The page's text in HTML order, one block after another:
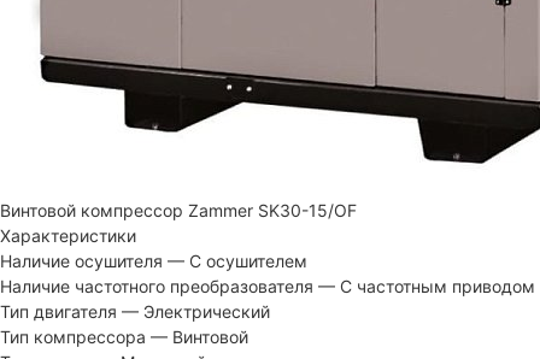
Винтовой компрессор Zammer SK30-15/OF
Характеристики
Наличие осушителя — С осушителем
Наличие частотного преобразователя — С частотным приводом
Тип двигателя — Электрический
Тип компрессора — Винтовой